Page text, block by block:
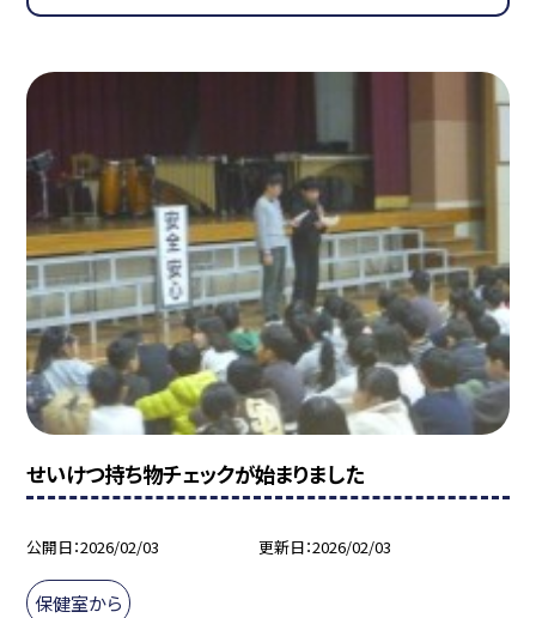
せいけつ持ち物チェックが始まりました
公開日 2026/02/03 更新日 2026/02/03
保健室から